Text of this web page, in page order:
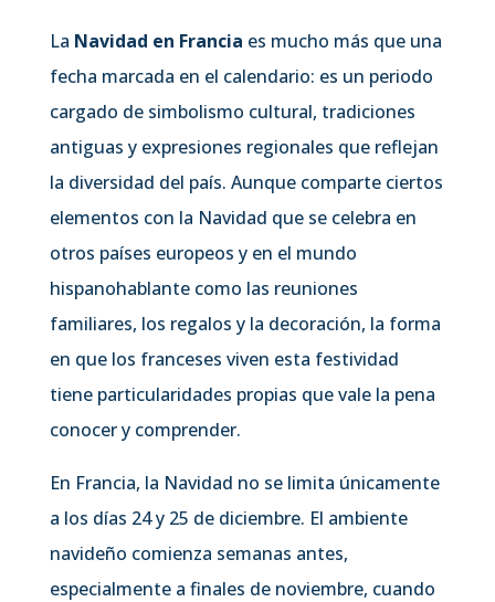
La Navidad en Francia es mucho más que una
fecha marcada en el calendario: es un periodo
cargado de simbolismo cultural, tradiciones
antiguas y expresiones regionales que reflejan
la diversidad del país. Aunque comparte ciertos
elementos con la Navidad que se celebra en
otros países europeos y en el mundo
hispanohablante como las reuniones
familiares, los regalos y la decoración, la forma
en que los franceses viven esta festividad
tiene particularidades propias que vale la pena
conocer y comprender.
En Francia, la Navidad no se limita únicamente
a los días 24 y 25 de diciembre. El ambiente
navideño comienza semanas antes,
especialmente a finales de noviembre, cuando